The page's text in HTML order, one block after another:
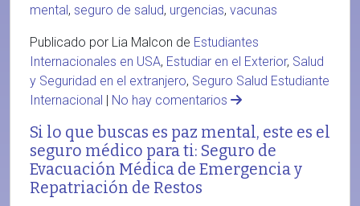
mental, seguro de salud, urgencias, vacunas
Publicado por Lia Malcon de Estudiantes
Internacionales en USA, Estudiar en el Exterior, Salud
y Seguridad en el extranjero, Seguro Salud Estudiante
Internacional | No hay comentarios
Si lo que buscas es paz mental, este es el
seguro médico para ti: Seguro de
Evacuación Médica de Emergencia y
Repatriación de Restos